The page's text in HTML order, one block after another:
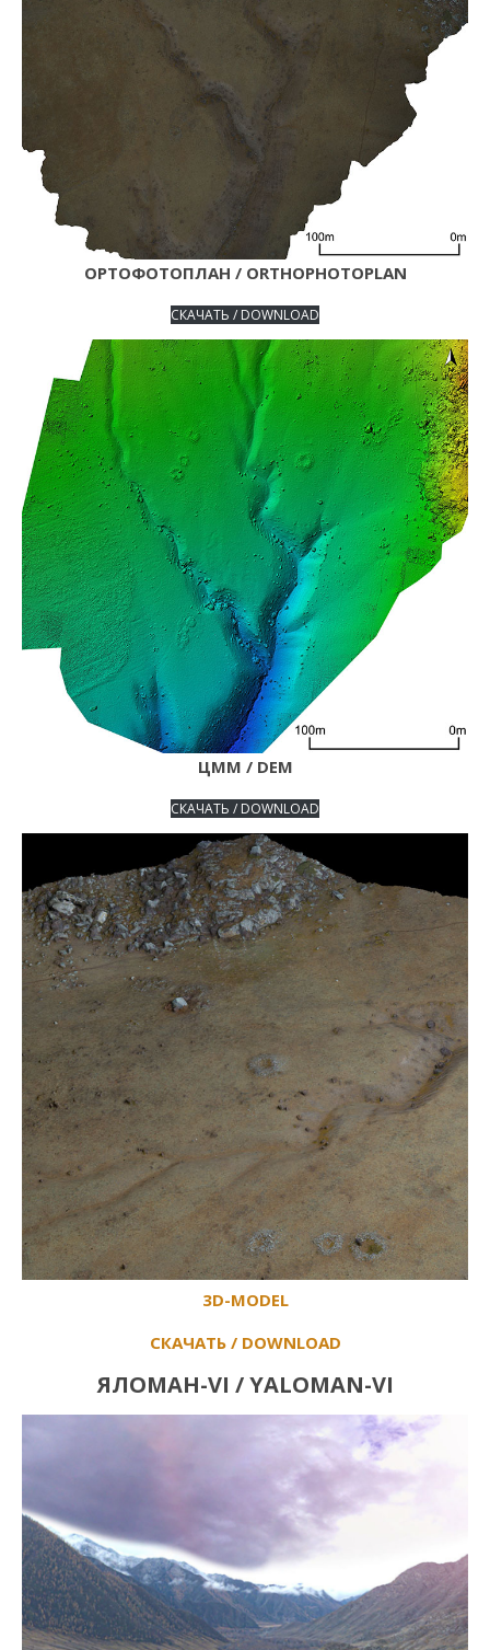
ОРТОФОТОПЛАН / ORTHOPHOTOPLAN
СКАЧАТЬ / DOWNLOAD
ЦММ / DEM
СКАЧАТЬ / DOWNLOAD
3D-MODEL
СКАЧАТЬ / DOWNLOAD
ЯЛОМАН-VI / YALOMAN-VI